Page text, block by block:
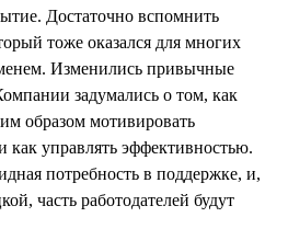
Достаточно вспомнить
тоже оказался для многих
Изменились привычные
задумались о том, как
образом мотивировать
как управлять эффективностью.
потребность в поддержке, и,
часть работодателей будут